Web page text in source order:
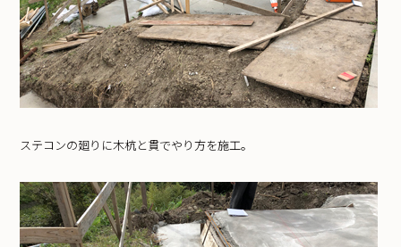
ステコンの廻りに木杭と貫でやり方を施工。